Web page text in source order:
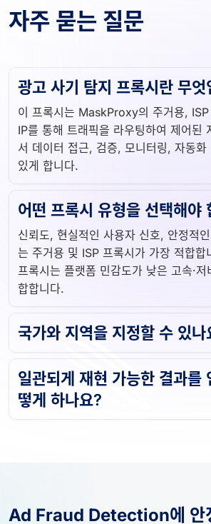
자주 묻는 질문
광고 사기 탐지 프록시란 무엇
이 프록시는 MaskProxy의 주거용, ISP
IP를 통해 트래픽을 라우팅하여 제어된
서 데이터 접근, 검증, 모니터링, 자동화
있게 합니다.
어떤 프록시 유형을 선택해야
신뢰도, 현실적인 사용자 신호, 안정적
는 주거용 및 ISP 프록시가 가장 적합합
프록시는 플랫폼 민감도가 낮은 고속·
합합니다.
국가와 지역을 지정할 수 있나
일관되게 재현 가능한 결과를
떻게 하나요?
Ad Fraud Detection에 안